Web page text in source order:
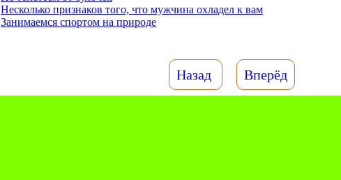
Несколько признаков того, что мужчина охладел к вам
Занимаемся спортом на природе
Назад Вперёд